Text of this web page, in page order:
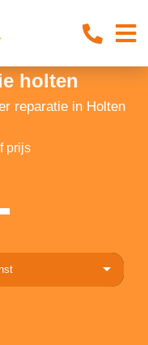
holten
reparatie in Holten
prijs